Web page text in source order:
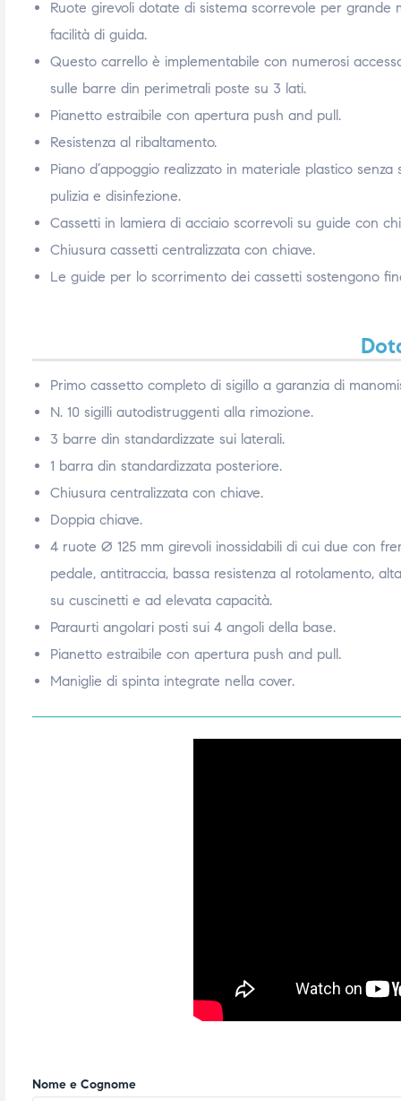
Ruote girevoli dotate di sistema scorrevole per grande
facilità di guida.
Questo carrello è implementabile con numerosi
sulle barre din perimetrali poste su 3 lati.
Pianetto estraibile con apertura push and pull.
Resistenza al ribaltamento.
Piano d’appoggio realizzato in materiale plastico senza
pulizia e disinfezione.
Cassetti in lamiera di acciaio scorrevoli su guide con
Chiusura cassetti centralizzata con chiave.
Le guide per lo scorrimento dei cassetti sostengono
Primo cassetto completo di sigillo a garanzia di
N. 10 sigilli autodistruggenti alla rimozione.
3 barre din standardizzate sui laterali.
1 barra din standardizzata posteriore.
Chiusura centralizzata con chiave.
Doppia chiave.
4 ruote Ø 125 mm girevoli inossidabili di cui due con
pedale, antitraccia, bassa resistenza al rotolamento,
su cuscinetti e ad elevata capacità.
Paraurti angolari posti sui 4 angoli della base.
Pianetto estraibile con apertura push and pull.
Maniglie di spinta integrate nella cover.
Nome e Cognome